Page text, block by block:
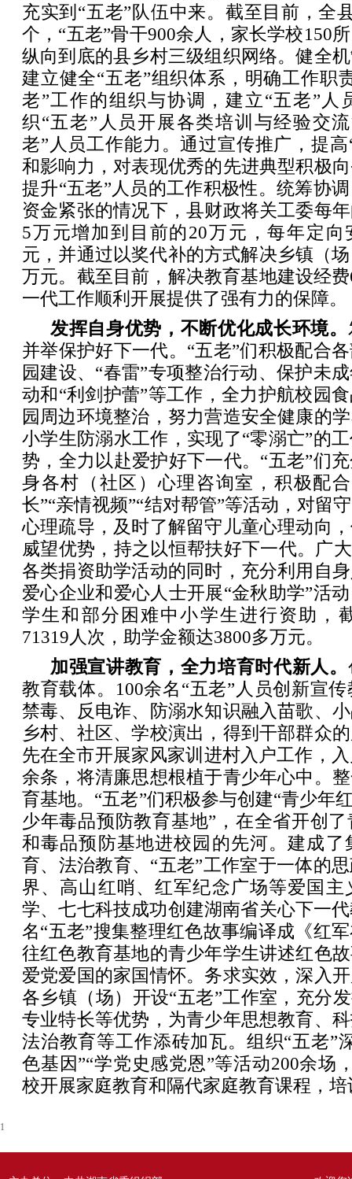
充实到“五老”队伍中来。截至目前，全
个，“五老”骨干900余人，家长学校150
纵向到底的县乡村三级组织网络。健全
建立健全“五老”组织体系，明确工作职
老”工作的组织与协调，建立“五老”人
织“五老”人员开展各类培训与经验交
老”人员工作能力。通过宣传推广，提
和影响力，对表现优秀的先进典型积极
提升“五老”人员的工作积极性。统筹协
资金紧张的情况下，县财政将关工委每
5万元增加到目前的20万元，每年定向
元，并通过以奖代补的方式解决乡镇（
万元。截至目前，解决教育基地建设经
一代工作顺利开展提供了强有力的保障。
发挥自身优势，不断优化成长环境。
并举保护好下一代。“五老”们积极配合
园建设、“春雷”专项整治行动、保护未
动和“利剑护蕾”等工作，全力护航校园
园周边环境整治，努力营造安全健康的
小学生防溺水工作，实现了“零溺亡”的
势，全力以赴爱护好下一代。“五老”们
身各村（社区）心理咨询室，积极配
长”“亲情视频”“结对帮管”等活动，对留
心理疏导，及时了解留守儿童心理动向
威望优势，持之以恒帮扶好下一代。广
各类捐资助学活动的同时，充分利用自
爱心企业和爱心人士开展“金秋助学”活
学生和部分困难中小学生进行资助，
71319人次，助学金额达3800多万元。
加强宣讲教育，全力培育时代新人。
教育载体。100余名“五老”人员创新宣
禁毒、反电诈、防溺水知识融入苗歌、
乡村、社区、学校演出，得到干部群众
先在全市开展家风家训进村入户工作，
余条，将清廉思想根植于青少年心中。
育基地。“五老”们积极参与创建“青少年
少年毒品预防教育基地”，在全省开创
和毒品预防基地进校园的先河。建成了
育、法治教育、“五老”工作室于一体的
界、高山红哨、红军纪念广场等爱国主
学、七七科技成功创建湖南省关心下一
名“五老”搜集整理红色故事编译成《红
往红色教育基地的青少年学生讲述红色
爱党爱国的家国情怀。务求实效，深入
各乡镇（场）开设“五老”工作室，充分
专业特长等优势，为青少年思想教育、
法治教育等工作添砖加瓦。组织“五老”
色基因”“学党史感党恩”等活动200余场
校开展家庭教育和隔代家庭教育课程，
1